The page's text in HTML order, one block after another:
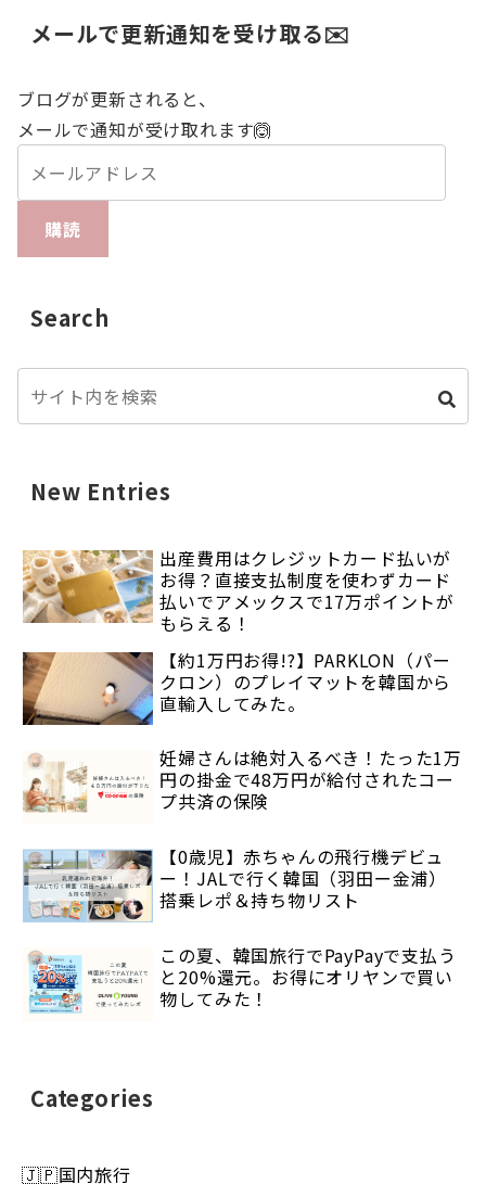
メールで更新通知を受け取る✉️
ブログが更新されると、
メールで通知が受け取れます🙆
購読
Search
New Entries
出産費用はクレジットカード払いが
お得？直接支払制度を使わずカード
払いでアメックスで17万ポイントが
もらえる！
【約1万円お得!?】PARKLON（パー
クロン）のプレイマットを韓国から
直輸入してみた。
妊婦さんは絶対入るべき！たった1万
円の掛金で48万円が給付されたコー
プ共済の保険
【0歳児】赤ちゃんの飛行機デビュ
ー！JALで行く韓国（羽田ー金浦）
搭乗レポ＆持ち物リスト
この夏、韓国旅行でPayPayで支払う
と20%還元。お得にオリヤンで買い
物してみた！
Categories
🇯🇵国内旅行